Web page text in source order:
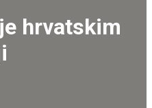
hrvatskim